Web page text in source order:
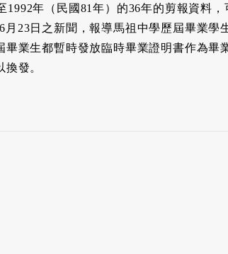
年（民國81年）的36年的剪報資料，
23日之新聞，報導馬祖中學歷屆畢業學
業生都暫時發放臨時畢業證明書作為畢
發。